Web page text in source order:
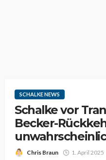
SCHALKE NEWS
Schalke vor
Becker-
Chris Braun 1. April 2025